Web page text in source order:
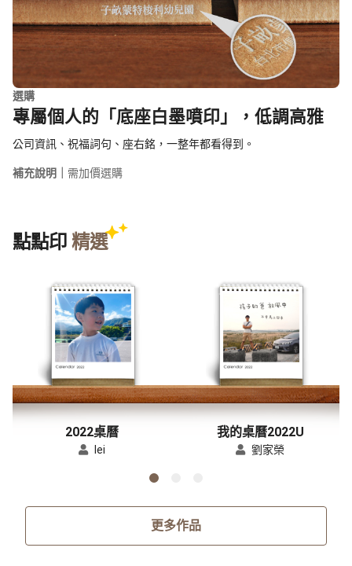
選購
專屬個人的「底座白墨噴印」，低調高雅
公司資訊、祝福詞句、座右銘，一整年都看得到。
補充說明｜ 需加價選購
點點印 精選
2022桌曆
lei
我的桌曆2022U
劉家榮
更多作品